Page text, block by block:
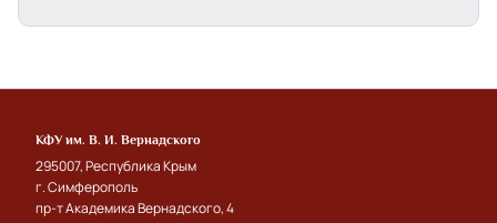
КФУ им. В. И. Вернадского
295007, Республика Крым
г. Симферополь
пр-т Академика Вернадского, 4